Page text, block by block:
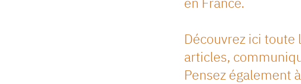
Découvrez ici
articles,
Pensez également